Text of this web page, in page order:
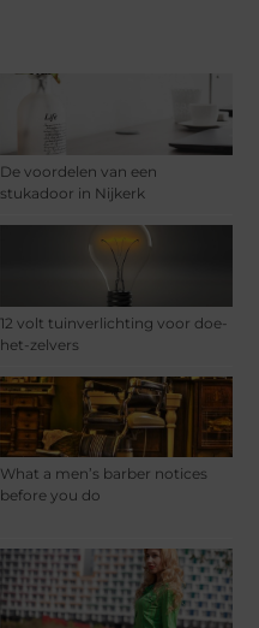
De voordelen van een
stukadoor in Nijkerk
12 volt tuinverlichting voor doe-
het-zelvers
What a men’s barber notices
before you do